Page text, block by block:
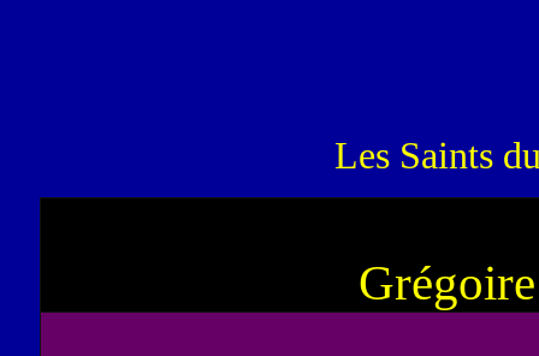
Les Saints